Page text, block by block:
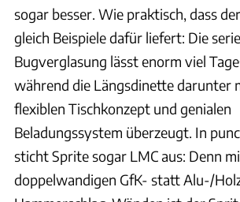
sogar besser. Wie praktisch, dass
gleich Beispiele dafür liefert: Die
Bugverglasung lässt enorm viel
während die Längsdinette darunter
flexiblen Tischkonzept und genialen
Beladungssystem überzeugt. In
sticht Sprite sogar LMC aus: Denn
doppelwandigen GfK- statt Alu-/